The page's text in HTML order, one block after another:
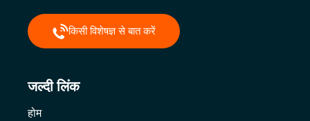
किसी विशेषज्ञ से बात करें
जल्दी लिंक
होम